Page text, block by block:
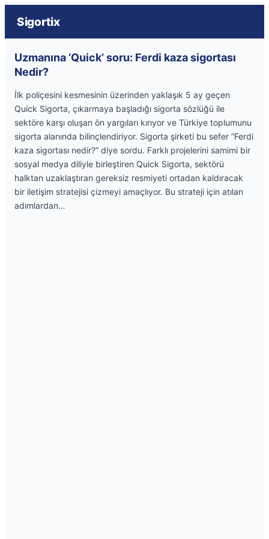
Sigortix
Uzmanına ‘Quick’ soru: Ferdi kaza sigortası
Nedir?
İlk poliçesini kesmesinin üzerinden yaklaşık 5 ay geçen
Quick Sigorta, çıkarmaya başladığı sigorta sözlüğü ile
sektöre karşı oluşan ön yargıları kırıyor ve Türkiye toplumunu
sigorta alanında bilinçlendiriyor. Sigorta şirketi bu sefer “Ferdi
kaza sigortası nedir?” diye sordu. Farklı projelerini samimi bir
sosyal medya diliyle birleştiren Quick Sigorta, sektörü
halktan uzaklaştıran gereksiz resmiyeti ortadan kaldıracak
bir iletişim stratejisi çizmeyi amaçlıyor. Bu strateji için atılan
adımlardan…